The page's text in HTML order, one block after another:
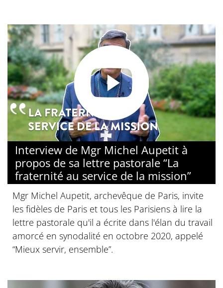
Interview de Mgr Michel Aupetit à
propos de sa lettre pastorale “La
fraternité au service de la mission”
Mgr Michel Aupetit, archevêque de Paris, invite
les fidèles de Paris et tous les Parisiens à lire la
lettre pastorale qu'il a écrite dans l'élan du travail
amorcé en synodalité en octobre 2020, appelé
“Mieux servir, ensemble”.